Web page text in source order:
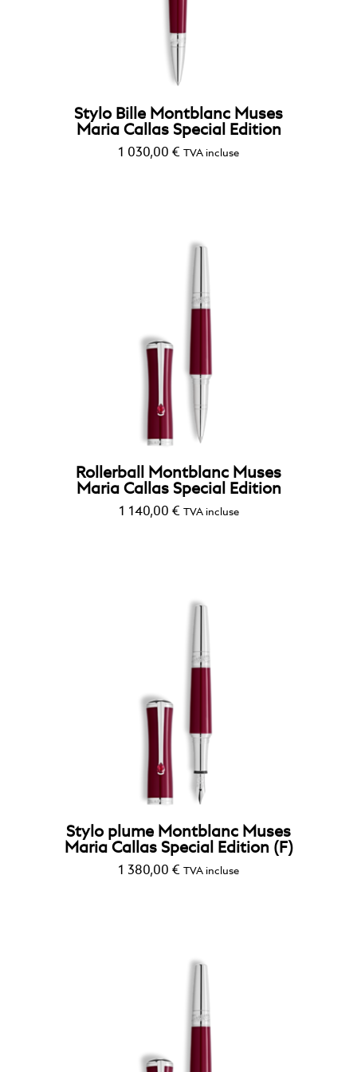
Stylo Bille Montblanc Muses
Maria Callas Special Edition
1 030,00 € TVA incluse
Rollerball Montblanc Muses
Maria Callas Special Edition
1 140,00 € TVA incluse
Stylo plume Montblanc Muses
Maria Callas Special Edition (F)
1 380,00 € TVA incluse